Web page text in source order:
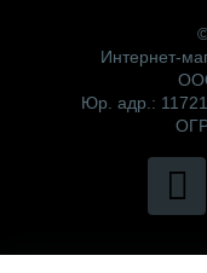
Интернет-
Юр. адр.: